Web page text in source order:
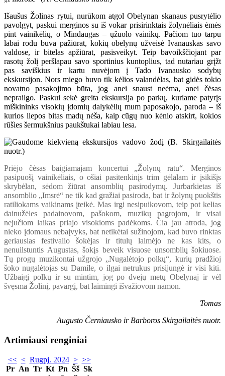
Išaušus Žolinas rytui, nurūkom atgol Obelynan skanaus pusrytėlio
pavolgyt, paskui merginos su iš vokar prisirinktais žolynėliais ėmės
pint vainikėlių, o Mindaugas – ųžuolo vainikų. Pačiom tuo tarpu
labai rodu buva pažiūrat, kokių obelynų užveisė Ivanauskas savo
valdose, ir bitelas apžiūrat, pasisveikyt. Teip bavoikščiojant par
rasotų žolį peršlapau savo sportinius kuntoplius, tad nutariau grįžt
pas saviškius ir kartu nuvėjom į Tado Ivanausko sodybų
ekskursijon. Nors miego buvo tik kėlios valandėlas, bat gidės tokio
novatno pasakojimo būta, jog anei snaust neėma, anei čėsas
neprailgo. Paskui sekė greita ekskursija po parkų, kuriame patyrįs
miškininks visokių įdomių dalykėlių mum paposakojo, paroda – iš
kurios liepos bitas madų nėša, kaip cūgų nuo kėnio atskirt, kokios
rūšies šermukšnius paukštukai labiau lesa.
Priėjo čėsas baigiamajam koncertui „Žolynų ratu“. Merginos
pasipuošį vainikėliais, o ošiai pasitenkinįs trim gėlalam ir įsikišįs
skrybėlan, sėdom žiūrat ansomblių pasirodymų. Jurbarkietas iš
ansomblio „Imsrė“ ne tik kad gražiai pasiroda, bat ir žolynų puokštis
ratiliokams vaikinams įteikė. Mas irgi nesipuikovom, teip pot kelias
dainužėles padainovom, pašokom, muzikų pagrojom, ir visai
nejučiom laikas priajo visokioms padėkoms. Čia jau atroda, jog
nieko įdomaus nebaįvyks, bat netikėtai sužinojom, kad buvo rinktas
geriausias festivalio šokėjas ir titulų laimėjo ne kas kits, o
nenuilstuntis Augustas, šokįs beveik visuose unsomblių šokiuose.
Tų progų muzikontai užgrojo „Nugalėtojo polkų“, kurių pradžioj
šoko nugalėtojas su Damile, o ilgai netrukus prisijungė ir visi kiti.
Užbaigį polkų ir su mintim, jog po dvejų metų Obelynaj ir vėl
švęsma Žolinį, pavargį, bat laimingi išvažiovom namon.
Tomas
Augusto Černiausko ir Barboros Skirgailaitės nuotr.
Artimiausi renginiai
<< < Rugpj. 2024 > >>
Pr An Tr Kt Pn Šš Sk